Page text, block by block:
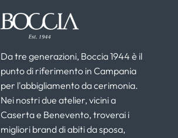
Da tre generazioni, Boccia 1944 è il
punto di riferimento in Campania
per l'abbigliamento da cerimonia.
Nei nostri due atelier, vicini a
Caserta e Benevento, troverai i
migliori brand di abiti da sposa,